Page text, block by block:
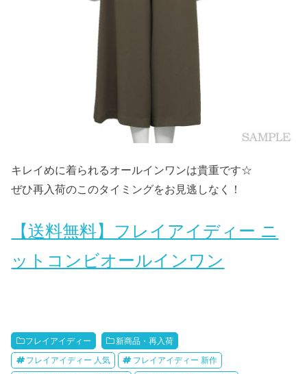
キレイめに着られるオールインワンは貴重です☆
ぜひ再入荷のこのタイミングをお見逃しなく！
【送料無料】フレイアイディー ニ
ットコンビオールインワン
フレイアイディー 新商品・再入荷
フレイアイディー 人気 フレイアイディー 新作